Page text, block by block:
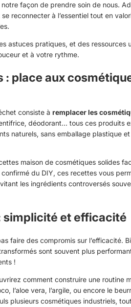
façon de prendre soin de nous.
reconnecter à l’essentiel tout en
astuces pratiques, et des ressources
et à votre rythme.
: place aux
consiste à remplacer les
déodorant… tous ces produits
naturels, sans emballage plastique
maison de cosmétiques solides
du DIY, ces recettes vous
les ingrédients controversés
simplicité et efficacité
faire des compromis sur l’efficacité.
sont souvent plus
!
comment construire une routine
l’aloe vera, l’argile, ou encore le
plusieurs cosmétiques industriels,